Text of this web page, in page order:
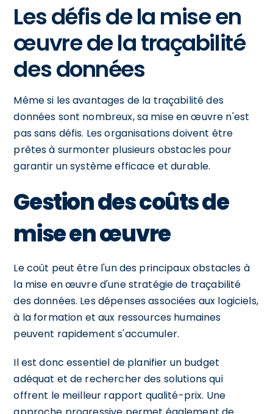
Les défis de la mise en
œuvre de la traçabilité
des données
Même si les avantages de la traçabilité des
données sont nombreux, sa mise en œuvre n'est
pas sans défis. Les organisations doivent être
prêtes à surmonter plusieurs obstacles pour
garantir un système efficace et durable.
Gestion des coûts de
mise en œuvre
Le coût peut être l'un des principaux obstacles à
la mise en œuvre d'une stratégie de traçabilité
des données. Les dépenses associées aux logiciels,
à la formation et aux ressources humaines
peuvent rapidement s'accumuler.
Il est donc essentiel de planifier un budget
adéquat et de rechercher des solutions qui
offrent le meilleur rapport qualité-prix. Une